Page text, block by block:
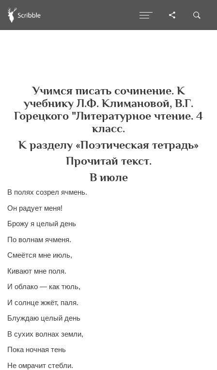
Учимся писать сочинение. К
учебнику Л.Ф. Климановой, В.Г.
Горецкого "Литературное чтение. 4
класс.
К разделу «Поэтическая тетрадь»
Прочитай текст.
В июле
В полях созрел ячмень.
Он радует меня!
Брожу я целый день
По волнам ячменя.
Смеётся мне июль,
Кивают мне поля.
И облако — как тюль,
И солнце жжёт, паля.
Блуждаю целый день
В сухих волнах земли,
Пока ночная тень
Не омрачит стебли.